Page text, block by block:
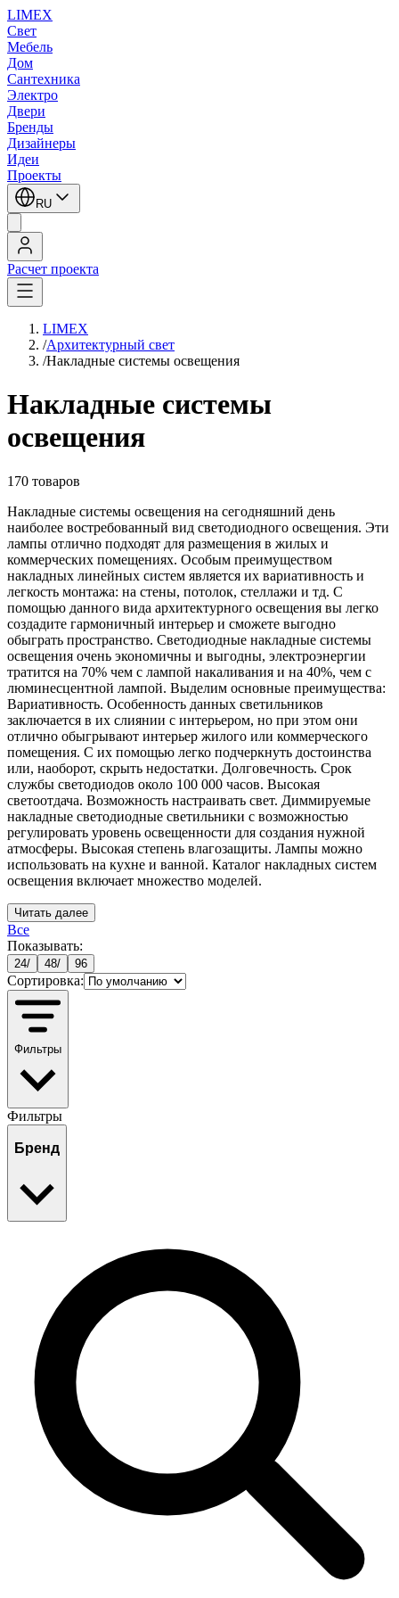
LIMEX
Свет
Мебель
Дом
Сантехника
Электро
Двери
Бренды
Дизайнеры
Идеи
Проекты
RU
Расчет проекта
LIMEX
/Архитектурный свет
/Накладные системы освещения
Накладные системы
освещения
170 товаров
Накладные системы освещения на сегодняшний день
наиболее востребованный вид светодиодного освещения. Эти
лампы отлично подходят для размещения в жилых и
коммерческих помещениях. Особым преимуществом
накладных линейных систем является их вариативность и
легкость монтажа: на стены, потолок, стеллажи и тд. С
помощью данного вида архитектурного освещения вы легко
создадите гармоничный интерьер и сможете выгодно
обыграть пространство. Светодиодные накладные системы
освещения очень экономичны и выгодны, электроэнергии
тратится на 70% чем с лампой накаливания и на 40%, чем с
люминесцентной лампой. Выделим основные преимущества:
Вариативность. Особенность данных светильников
заключается в их слиянии с интерьером, но при этом они
отлично обыгрывают интерьер жилого или коммерческого
помещения. С их помощью легко подчеркнуть достоинства
или, наоборот, скрыть недостатки. Долговечность. Срок
службы светодиодов около 100 000 часов. Высокая
светоотдача. Возможность настраивать свет. Диммируемые
накладные светодиодные светильники с возможностью
регулировать уровень освещенности для создания нужной
атмосферы. Высокая степень влагозащиты. Лампы можно
использовать на кухне и ванной. Каталог накладных систем
освещения включает множество моделей.
Читать далее
Все
Показывать:
24/ 48/ 96
Сортировка:
Фильтры
Фильтры
Бренд